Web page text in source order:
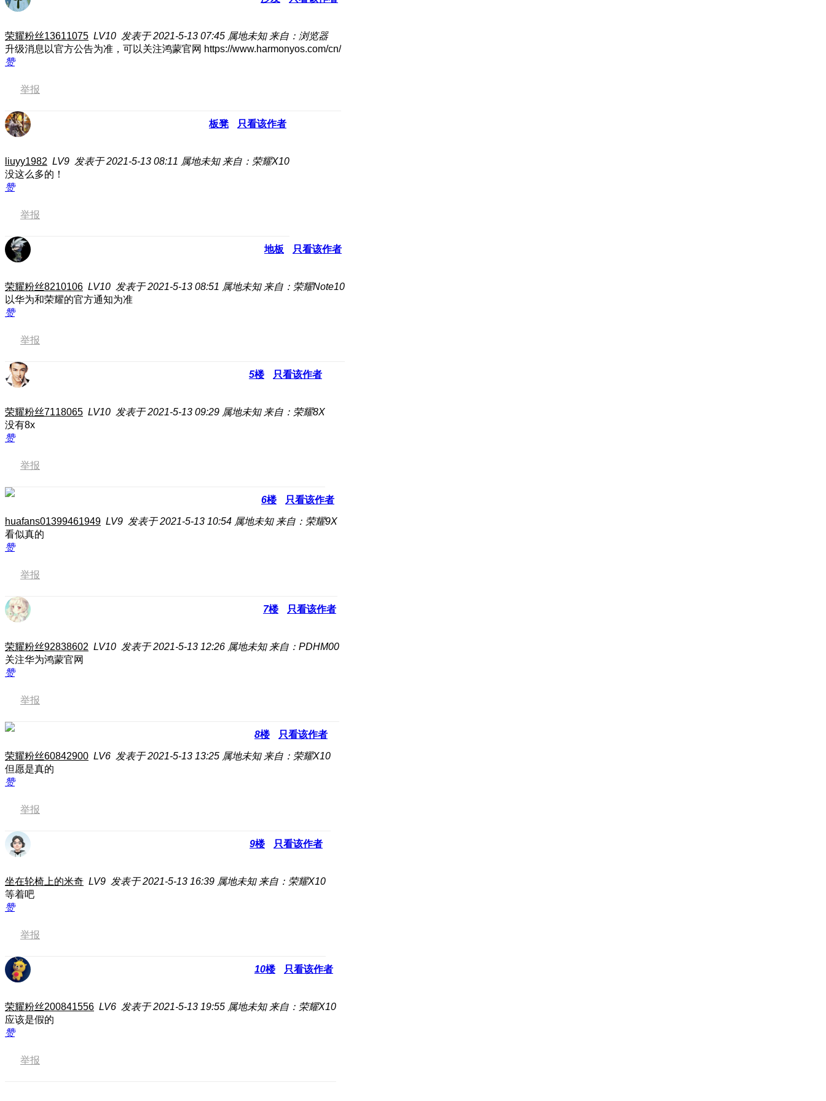
荣耀粉丝13611075 LV10 发表于 2021-5-13 07:45 属地未知 来自：浏览器
升级消息以官方公告为准，可以关注鸿蒙官网 https://www.harmonyos.com/cn/
赞
举报
板凳 只看该作者
liuyy1982 LV9 发表于 2021-5-13 08:11 属地未知 来自：荣耀X10
没这么多的！
赞
举报
地板 只看该作者
荣耀粉丝8210106 LV10 发表于 2021-5-13 08:51 属地未知 来自：荣耀Note10
以华为和荣耀的官方通知为准
赞
举报
5楼 只看该作者
荣耀粉丝7118065 LV10 发表于 2021-5-13 09:29 属地未知 来自：荣耀8X
没有8x
赞
举报
6楼 只看该作者
huafans01399461949 LV9 发表于 2021-5-13 10:54 属地未知 来自：荣耀9X
看似真的
赞
举报
7楼 只看该作者
荣耀粉丝92838602 LV10 发表于 2021-5-13 12:26 属地未知 来自：PDHM00
关注华为鸿蒙官网
赞
举报
8楼 只看该作者
荣耀粉丝60842900 LV6 发表于 2021-5-13 13:25 属地未知 来自：荣耀X10
但愿是真的
赞
举报
9楼 只看该作者
坐在轮椅上的米奇 LV9 发表于 2021-5-13 16:39 属地未知 来自：荣耀X10
等着吧
赞
举报
10楼 只看该作者
荣耀粉丝200841556 LV6 发表于 2021-5-13 19:55 属地未知 来自：荣耀X10
应该是假的
赞
举报